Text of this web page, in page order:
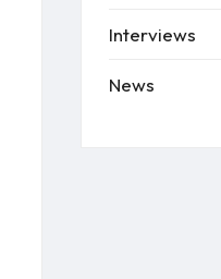
Interviews
News